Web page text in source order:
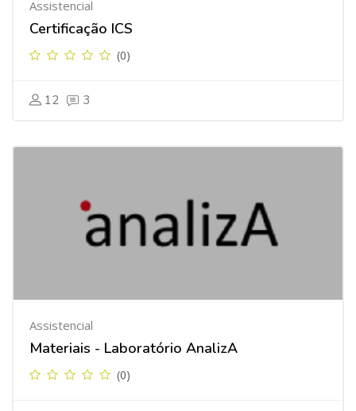
Assistencial
Certificação ICS
(0)
12 3
Assistencial
Materiais - Laboratório AnalizA
(0)